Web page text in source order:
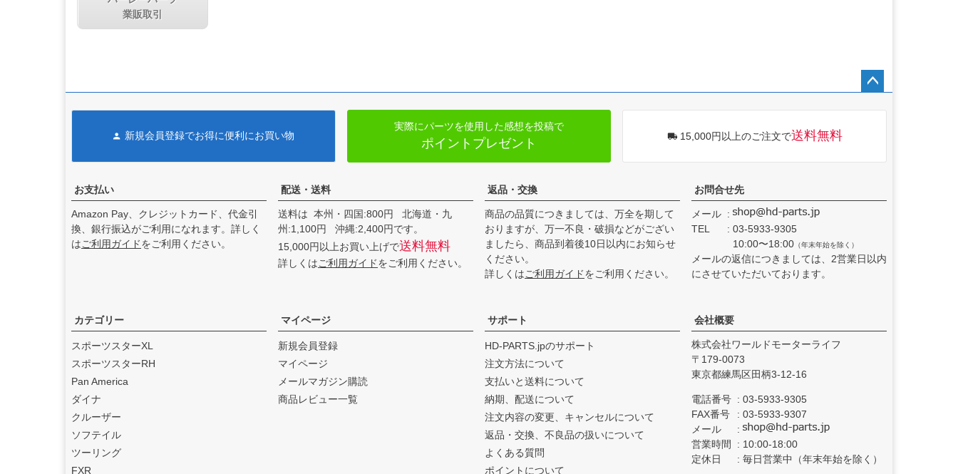
2025.4
Figurati Designs（フィグラ
D&D エキゾースト（ディー
た。
feture ヘルメット（フュー
チャーヘルメット）の取り
扱いを始めました。
ました。
2024.12
s（ブローパフォーマンスエ
キゾースト）
始めました。
2024.11
By City（バイ シティ）
本総代理店となりました。
業販取引
新規会員登録でお得に便利にお買い物
実際にパーツを使用した感想を投稿で
ポイントプレゼント 15,000円以上のご注文で送料無料
お支払い
Amazon Pay、クレジットカード、代金引
換、銀行振込がご利用になれます。詳しく
はご利用ガイドをご利用ください。
配送・送料
送料は 本州・四国:800円 北海道・九
州:1,100円 沖縄:2,400円です。
15,000円以上お買い上げで送料無料
詳しくはご利用ガイドをご利用ください。
返品・交換
商品の品質につきましては、万全を期して
おりますが、万一不良・破損などがござい
ましたら、商品到着後10日以内にお知らせ
ください。
詳しくはご利用ガイドをご利用ください。
お問合せ先
メール
TEL
03-5933-9305
10:00〜18:00 （年末年始を除く）
メールの返信につきましては、2営業日以内
にさせていただいております。
カテゴリー
スポーツスターXL
スポーツスターRH
Pan America
ダイナ
クルーザー
ソフテイル
ツーリング
FXR
マイページ
新規会員登録
マイページ
メールマガジン購読
商品レビュー一覧
サポート
HD-PARTS.jpのサポート
注文方法について
支払いと送料について
納期、配送について
注文内容の変更、キャンセルについて
返品・交換、不良品の扱いについて
よくある質問
ポイントについて
会社概要
株式会社ワールドモーターライフ
179-0073
東京都練馬区田柄3-12-16
電話番号
03-5933-9305
FAX番号
03-5933-9307
メール
営業時間
10:00-18:00
定休日
毎日営業中（年末年始を除く）